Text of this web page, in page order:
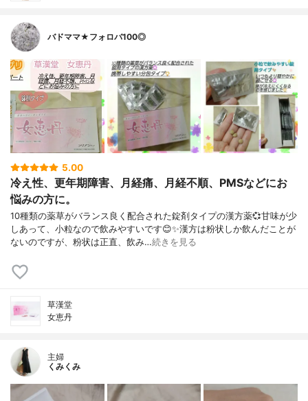
バドママ★フォロバ100◎
5.00
冷え性、更年期障害、月経痛、月経不順、PMSなどにお
悩みの方に。
10種類の薬草がバランス良く配合された錠剤タイプの漢方薬💞甘味が少
しあって、小粒なので飲みやすいです😊✨漢方は粉状しか飲んだことが
ないのですが、粉状は正直、飲み…続きを見る
草漢堂
女恵丹
主婦
くみくみ